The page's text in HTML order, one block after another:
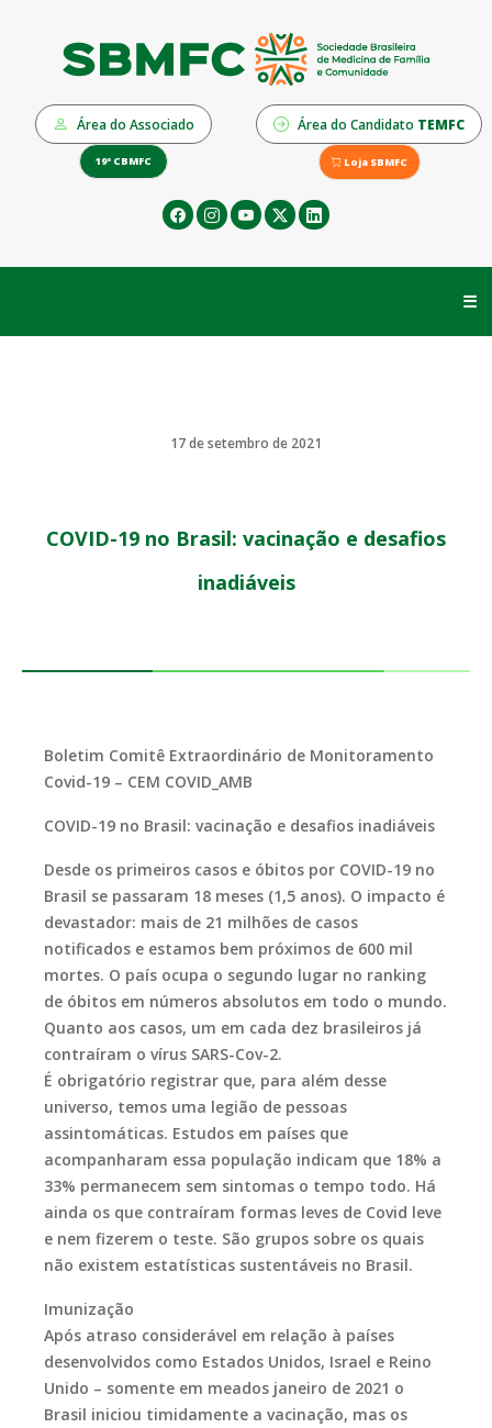
Área do Associado Área do Candidato TEMFC
19º CBMFC Loja SBMFC
☰
17 de setembro de 2021
COVID-19 no Brasil: vacinação e desafios
inadiáveis
Boletim Comitê Extraordinário de Monitoramento
Covid-19 – CEM COVID_AMB
COVID-19 no Brasil: vacinação e desafios inadiáveis
Desde os primeiros casos e óbitos por COVID-19 no
Brasil se passaram 18 meses (1,5 anos). O impacto é
devastador: mais de 21 milhões de casos
notificados e estamos bem próximos de 600 mil
mortes. O país ocupa o segundo lugar no ranking
de óbitos em números absolutos em todo o mundo.
Quanto aos casos, um em cada dez brasileiros já
contraíram o vírus SARS-Cov-2.
É obrigatório registrar que, para além desse
universo, temos uma legião de pessoas
assintomáticas. Estudos em países que
acompanharam essa população indicam que 18% a
33% permanecem sem sintomas o tempo todo. Há
ainda os que contraíram formas leves de Covid leve
e nem fizerem o teste. São grupos sobre os quais
não existem estatísticas sustentáveis no Brasil.
Imunização
Após atraso considerável em relação à países
desenvolvidos como Estados Unidos, Israel e Reino
Unido – somente em meados janeiro de 2021 o
Brasil iniciou timidamente a vacinação, mas os